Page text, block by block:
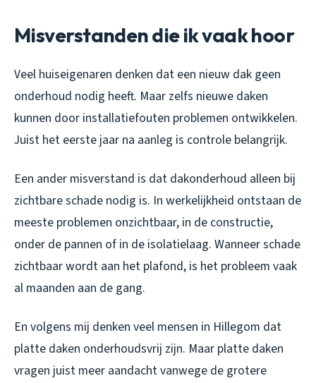
Misverstanden die ik vaak hoor
Veel huiseigenaren denken dat een nieuw dak geen
onderhoud nodig heeft. Maar zelfs nieuwe daken
kunnen door installatiefouten problemen ontwikkelen.
Juist het eerste jaar na aanleg is controle belangrijk.
Een ander misverstand is dat dakonderhoud alleen bij
zichtbare schade nodig is. In werkelijkheid ontstaan de
meeste problemen onzichtbaar, in de constructie,
onder de pannen of in de isolatielaag. Wanneer schade
zichtbaar wordt aan het plafond, is het probleem vaak
al maanden aan de gang.
En volgens mij denken veel mensen in Hillegom dat
platte daken onderhoudsvrij zijn. Maar platte daken
vragen juist meer aandacht vanwege de grotere